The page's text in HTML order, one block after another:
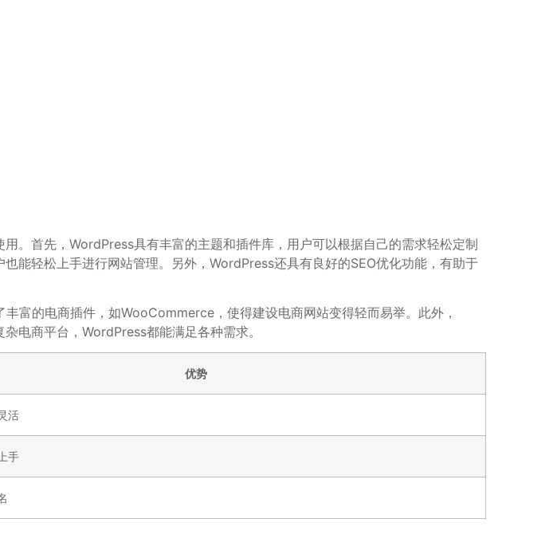
。首先，WordPress具有丰富的主题和插件库，用户可以根据自己的需求轻松定制
能轻松上手进行网站管理。另外，WordPress还具有良好的SEO优化功能，有助于
富的电商插件，如WooCommerce，使得建设电商网站变得轻而易举。此外，
电商平台，WordPress都能满足各种需求。
优势
活
手